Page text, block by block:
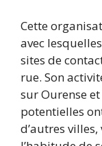
Cette
avec
sites de
rue. Son
sur Ourense
potentielles
d’autres